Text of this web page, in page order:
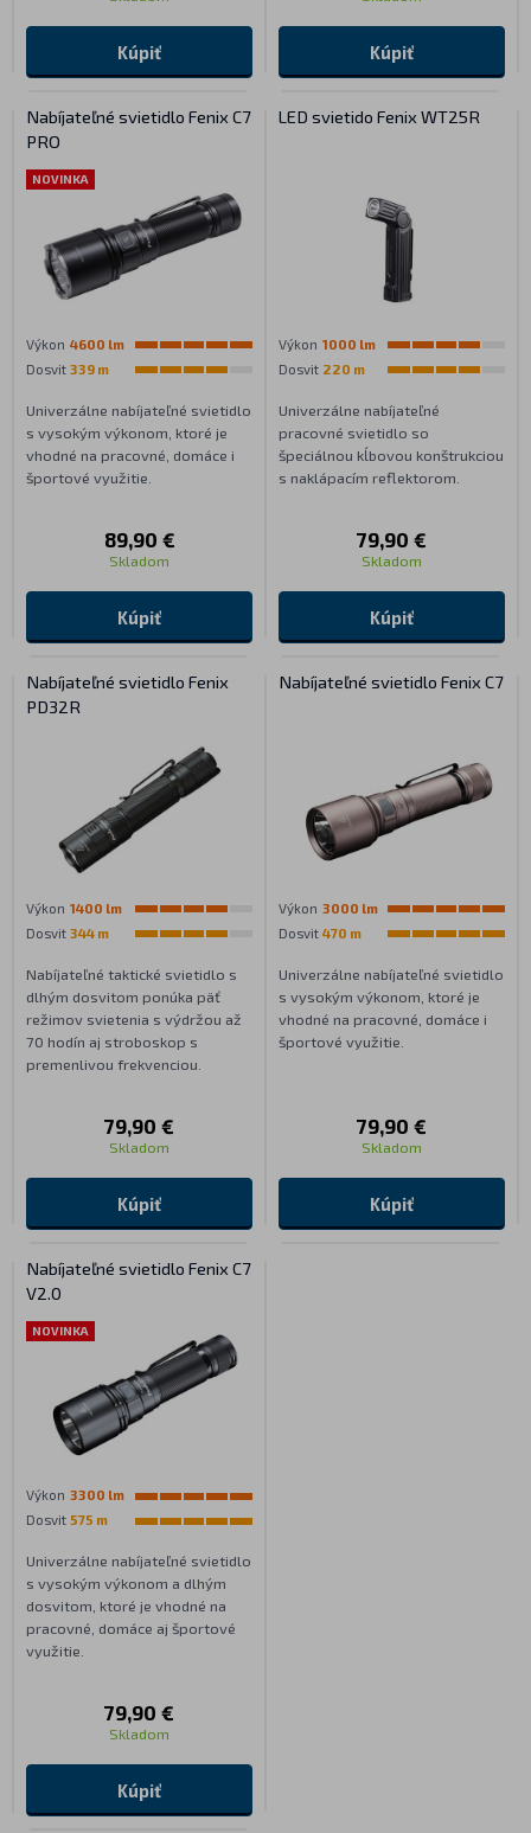
Kúpiť Kúpiť
Nabíjateľné svietidlo Fenix C7
PRO
NOVINKA
Výkon 4600 lm
Dosvit 339 m
Univerzálne nabíjateľné svietidlo
s vysokým výkonom, ktoré je
vhodné na pracovné, domáce i
športové využitie.
89,90 €
Skladom
Kúpiť
LED svietido Fenix WT25R
Výkon 1000 lm
Dosvit 220 m
Univerzálne nabíjateľné
pracovné svietidlo so
špeciálnou kĺbovou konštrukciou
s naklápacím reflektorom.
79,90 €
Skladom
Kúpiť
Nabíjateľné svietidlo Fenix
PD32R
Výkon 1400 lm
Dosvit 344 m
Nabíjateľné taktické svietidlo s
dlhým dosvitom ponúka päť
režimov svietenia s výdržou až
70 hodín aj stroboskop s
premenlivou frekvenciou.
79,90 €
Skladom
Kúpiť
Nabíjateľné svietidlo Fenix C7
Výkon 3000 lm
Dosvit 470 m
Univerzálne nabíjateľné svietidlo
s vysokým výkonom, ktoré je
vhodné na pracovné, domáce i
športové využitie.
79,90 €
Skladom
Kúpiť
Nabíjateľné svietidlo Fenix C7
V2.0
NOVINKA
Výkon 3300 lm
Dosvit 575 m
Univerzálne nabíjateľné svietidlo
s vysokým výkonom a dlhým
dosvitom, ktoré je vhodné na
pracovné, domáce aj športové
využitie.
79,90 €
Skladom
Kúpiť